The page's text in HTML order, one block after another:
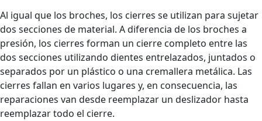
Al igual que los broches, los cierres se utilizan para sujetar
dos secciones de material. A diferencia de los broches a
presión, los cierres forman un cierre completo entre las
dos secciones utilizando dientes entrelazados, juntados o
separados por un plástico o una cremallera metálica. Las
cierres fallan en varios lugares y, en consecuencia, las
reparaciones van desde reemplazar un deslizador hasta
reemplazar todo el cierre.